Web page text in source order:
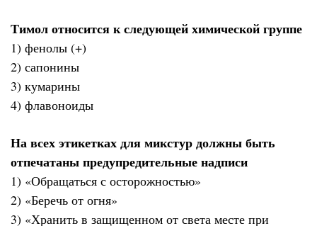
Тимол относится к следующей химической группе
1) фенолы (+)
2) сапонины
3) кумарины
4) флавоноиды
На всех этикетках для микстур должны быть
отпечатаны предупредительные надписи
1) «Обращаться с осторожностью»
2) «Беречь от огня»
3) «Хранить в защищенном от света месте при